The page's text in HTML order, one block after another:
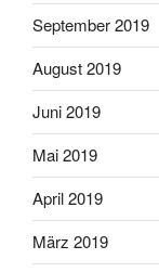
September 2019
August 2019
Juni 2019
Mai 2019
April 2019
März 2019